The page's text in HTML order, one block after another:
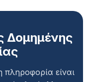
Δομημένης
είναι